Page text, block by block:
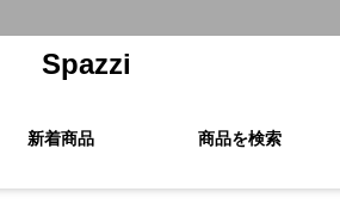
Spazzi
新着商品 商品を検索